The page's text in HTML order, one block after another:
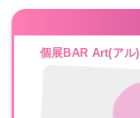
個展BAR Art(アル)